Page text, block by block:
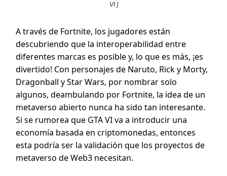
VI ]
A través de Fortnite, los jugadores están
descubriendo que la interoperabilidad entre
diferentes marcas es posible y, lo que es más, ¡es
divertido! Con personajes de Naruto, Rick y Morty,
Dragonball y Star Wars, por nombrar solo
algunos, deambulando por Fortnite, la idea de un
metaverso abierto nunca ha sido tan interesante.
Si se rumorea que GTA VI va a introducir una
economía basada en criptomonedas, entonces
esta podría ser la validación que los proyectos de
metaverso de Web3 necesitan.